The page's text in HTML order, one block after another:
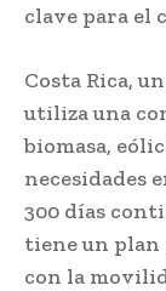
clave para el
Costa Rica,
utiliza una
biomasa,
necesidades
300 días
tiene un plan
con la